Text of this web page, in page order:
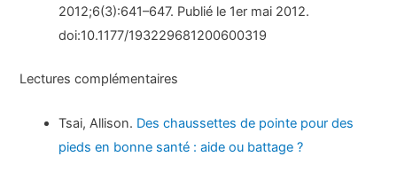
2012;6(3):641–647. Publié le 1er mai 2012.
doi:10.1177/193229681200600319
Lectures complémentaires
Tsai, Allison. Des chaussettes de pointe pour des
pieds en bonne santé : aide ou battage ?